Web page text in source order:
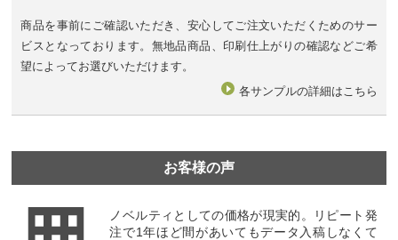
商品を事前にご確認いただき、安心してご注文いただくためのサー
ビスとなっております。無地品商品、印刷仕上がりの確認などご希
望によってお選びいただけます。
各サンプルの詳細はこちら
お客様の声
ノベルティとしての価格が現実的。リピート発
注で1年ほど間があいてもデータ入稿しなくて